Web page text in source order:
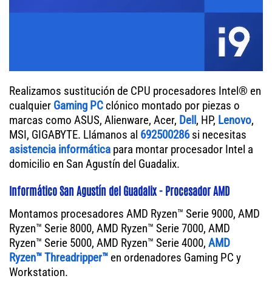
Realizamos sustitución de CPU procesadores Intel® en
cualquier Gaming PC clónico montado por piezas o
marcas como ASUS, Alienware, Acer, Dell, HP, Lenovo,
MSI, GIGABYTE. Llámanos al 692500286si necesitas
asistencia informática para montar procesador Intel a
domicilio en San Agustín del Guadalix.
Informático San Agustín del Guadalix - Procesador AMD
Montamos procesadores AMD Ryzen™ Serie 9000, AMD
Ryzen™ Serie 8000, AMD Ryzen™ Serie 7000, AMD
Ryzen™ Serie 5000, AMD Ryzen™ Serie 4000, AMD
Ryzen™ Threadripper™ en ordenadores Gaming PC y
Workstation.